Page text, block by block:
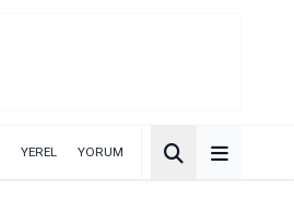
YEREL YORUM